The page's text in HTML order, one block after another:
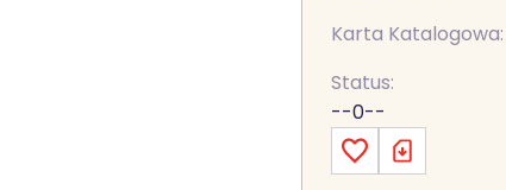
Karta Katalogowa:
Status:
--0--